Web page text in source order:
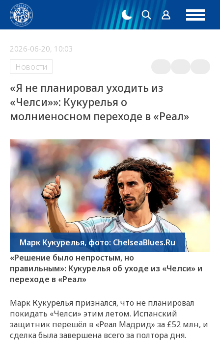
2026-06-20, 10:03
Новости
«Я не планировал уходить из
«Челси»»: Кукурелья о
молниеносном переходе в «Реал»
Марк Кукурелья, фото: ChelseaBlues.Ru
«Решение было непростым, но
правильным»: Кукурелья об уходе из «Челси» и
переходе в «Реал»
Марк Кукурелья признался, что не планировал
покидать «Челси» этим летом. Испанский
защитник перешёл в «Реал Мадрид» за £52 млн, и
сделка была завершена всего за полтора дня.